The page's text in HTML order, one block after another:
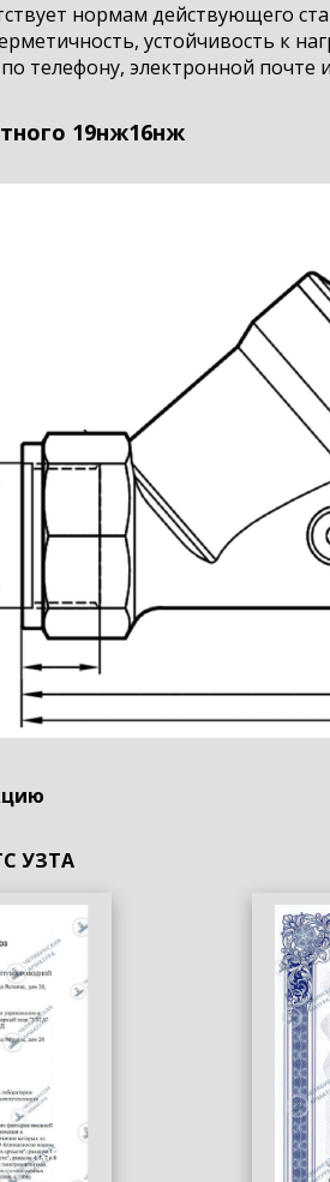
нормам действующего
устойчивость к
телефону, электронной почте
19нж16нж
УЗТА